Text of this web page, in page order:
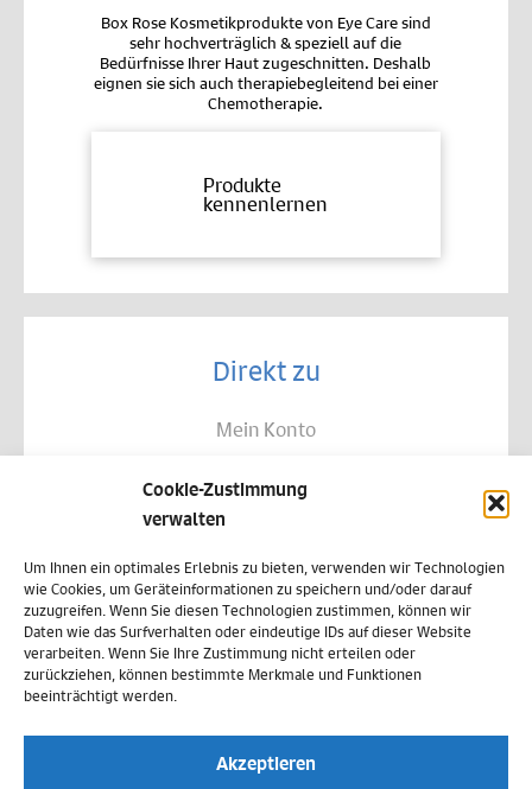
Cookie-Zustimmung
verwalten
Um Ihnen ein optimales Erlebnis zu bieten, verwenden wir Technologien
wie Cookies, um Geräteinformationen zu speichern und/oder darauf
zuzugreifen. Wenn Sie diesen Technologien zustimmen, können wir
Daten wie das Surfverhalten oder eindeutige IDs auf dieser Website
verarbeiten. Wenn Sie Ihre Zustimmung nicht erteilen oder
zurückziehen, können bestimmte Merkmale und Funktionen
beeinträchtigt werden.
Akzeptieren
Box Rose Kosmetikprodukte von Eye Care sind
sehr hochverträglich & speziell auf die
Bedürfnisse Ihrer Haut zugeschnitten. Deshalb
eignen sie sich auch therapiebegleitend bei einer
Chemotherapie.
Produkte
kennenlernen
Direkt zu
Mein Konto
Allgemeine Geschäftsbedingungen
Datenschutz
Widerruf
Zahlungsweisen
Versand & Lieferung
Cookie-Richtlinie (EU)